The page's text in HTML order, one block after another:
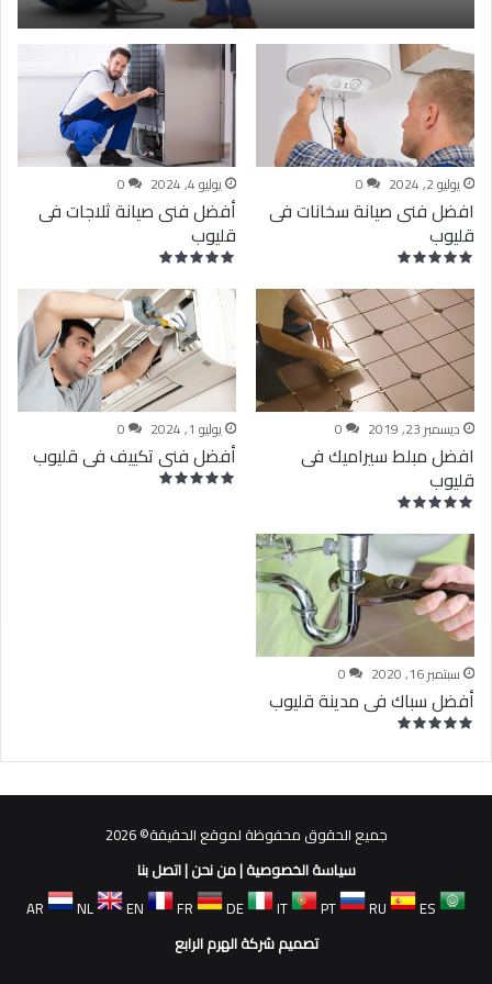
يوليو 2, 2024 0
افضل فنى صيانة سخانات فى
قليوب
يوليو 4, 2024 0
أفضل فنى صيانة ثلاجات فى
قليوب
ديسمبر 23, 2019 0
افضل مبلط سيراميك فى
قليوب
يوليو 1, 2024 0
أفضل فنى تكييف فى قليوب
سبتمبر 16, 2020 0
أفضل سباك فى مدينة قليوب
جميع الحقوق محفوظة لموقع الحقيقة© 2026
سياسة الخصوصية|من نحن|اتصل بنا
AR
NL EN FR DE IT PT RU
ES
تصميم شركة الهرم الرابع